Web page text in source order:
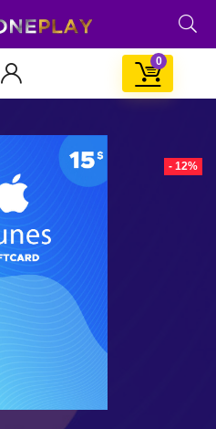
0
- 12%